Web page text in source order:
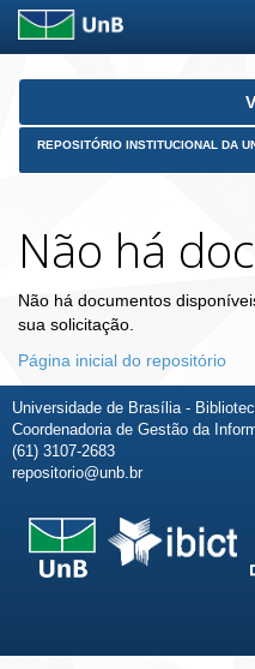
Skip
REPOSITÓRIO INSTITUCIONAL DA
Não há
Não há documentos
sua solicitação.
Página inicial do repositório
Universidade de Brasília -
Coordenadoria de Gestão da
(61) 3107-2683
repositorio@unb.br